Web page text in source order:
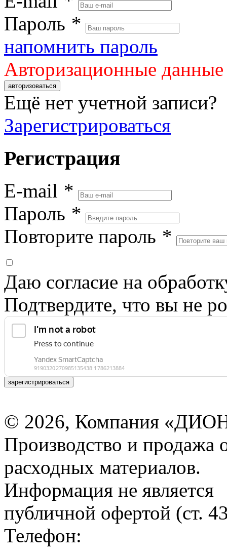
Пароль *
напомнить пароль
Авторизационные
авторизоваться
Ещё нет учетной записи?
Зарегистрироваться
Регистрация
E-mail *
Пароль *
Повторите пароль *
Даю согласие на
Подтвердите, что вы не
зарегистрироваться
© 2026, Компания
Производство и продажа
расходных материалов.
Информация не является
публичной офертой (ст.
Телефон: